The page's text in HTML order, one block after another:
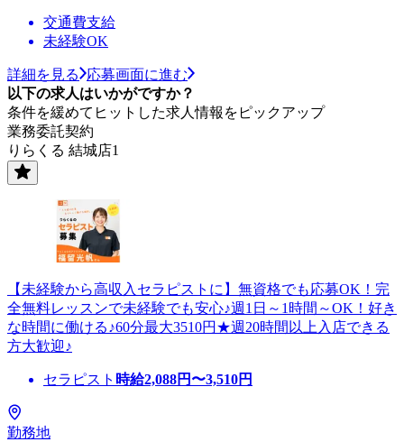
交通費支給
未経験OK
詳細を見る
応募画面に進む
以下の求人はいかがですか？
条件を緩めてヒットした求人情報をピックアップ
業務委託契約
りらくる 結城店1
【未経験から高収入セラピストに】無資格でも応募OK！完
全無料レッスンで未経験でも安心♪週1日～1時間～OK！好き
な時間に働ける♪60分最大3510円★週20時間以上入店できる
方大歓迎♪
セラピスト 時給2,088円〜3,510円
勤務地